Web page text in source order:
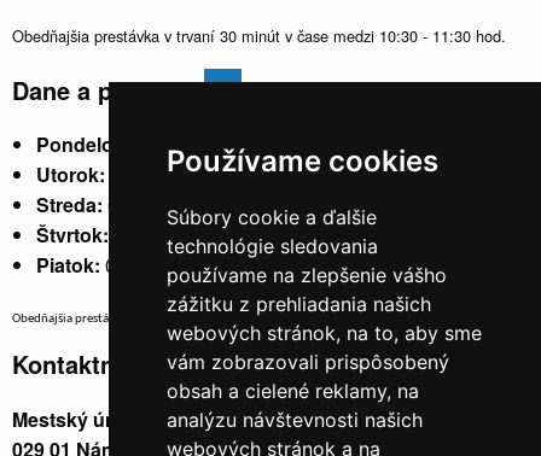
Používame cookies
Súbory cookie a ďalšie
technológie sledovania
používame na zlepšenie vášho
zážitku z prehliadania našich
webových stránok, na to, aby sme
vám zobrazovali prispôsobený
obsah a cielené reklamy, na
analýzu návštevnosti našich
webových stránok a na
Obedňajšia prestávka v trvaní 30 minút v čase medzi 10:30 - 11:30 hod.
Dane a poplatky
Pondelok:
07:30 - 15:30
Utorok:
nestránkový
Streda: 07:30 - 17:00
Štvrtok:
nestránkový
Piatok: 07:30 - 14:00
Obedňajšia prestávka v trvaní 30 minút v čase medzi 10:30 - 11:30 hod.
Kontaktné údaje
Mestský úrad, Cyrila a Metoda 329/6,
029 01 Námestovo